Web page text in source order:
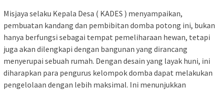
Misjaya selaku Kepala Desa ( KADES ) menyampaikan,
pembuatan kandang dan pembibitan domba potong ini, bukan
hanya berfungsi sebagai tempat pemeliharaan hewan, tetapi
juga akan dilengkapi dengan bangunan yang dirancang
menyerupai sebuah rumah. Dengan desain yang layak huni, ini
diharapkan para pengurus kelompok domba dapat melakukan
pengelolaan dengan lebih maksimal. Ini menunjukkan